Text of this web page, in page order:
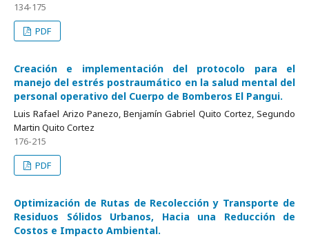
134-175
PDF
Creación e implementación del protocolo para el
manejo del estrés postraumático en la salud mental del
personal operativo del Cuerpo de Bomberos El Pangui.
Luis Rafael Arizo Panezo, Benjamín Gabriel Quito Cortez, Segundo
Martin Quito Cortez
176-215
PDF
Optimización de Rutas de Recolección y Transporte de
Residuos Sólidos Urbanos, Hacia una Reducción de
Costos e Impacto Ambiental.